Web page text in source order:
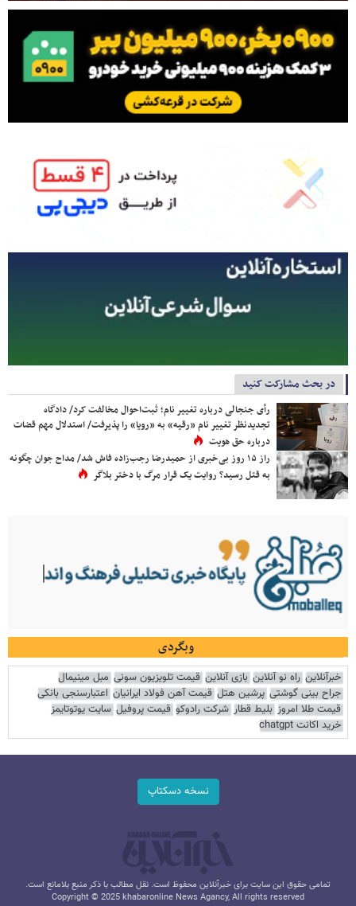
در بحث مشارکت کنید
رأی جنجالی درباره تغییر نام؛ ثبت‌احوال مخالفت کرد/ دادگاه
تجدیدنظر تغییر نام «رقیه» به «رویا» را پذیرفت/ استدلال مهم قضات
درباره حق هویت
راز ۱۵ روز بی‌خبری از حمیدرضا رجب‌زاده فاش شد/ مداح جوان چگونه
به قتل رسید؟ روایت یک قرار مرگ با دختر بلاگر
وبگردی
خبرآنلاین راه نو آنلاین بازی آنلاین قیمت تلویزیون سونی مبل مینیمال
جراح بینی گوشتی پرشین هتل قیمت آهن فولاد ایرانیان اعتبارسنجی بانکی
قیمت طلا امروز بلیط قطار شرکت رادوکو قیمت پروفیل سایت یوتوتایمز
خرید اکانت chatgpt
نسخه دسکتاپ
تمامی حقوق این سایت برای خبرآنلاین محفوظ است. نقل مطالب با ذکر منبع بلامانع است.
Copyright © 2025 khabaronline News Agancy, All rights reserved